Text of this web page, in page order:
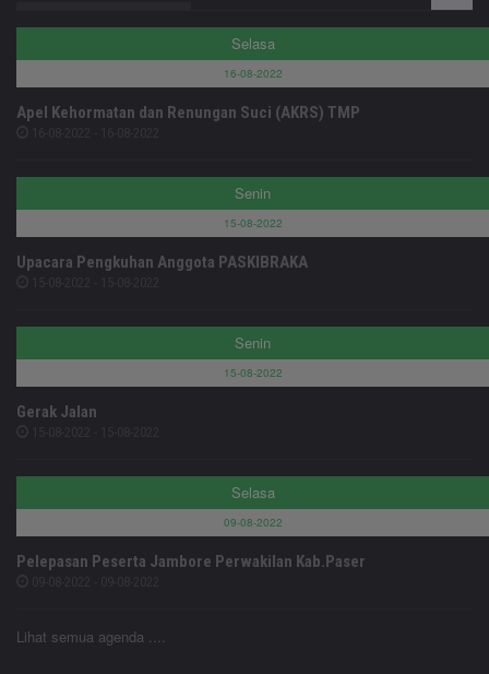
Selasa
16-08-2022
Apel Kehormatan dan Renungan Suci (AKRS) TMP
Senin
15-08-2022
Upacara Pengkuhan Anggota PASKIBRAKA
Senin
15-08-2022
Gerak Jalan
Selasa
09-08-2022
Pelepasan Peserta Jambore Perwakilan Kab.Paser
Lihat semua agenda ....